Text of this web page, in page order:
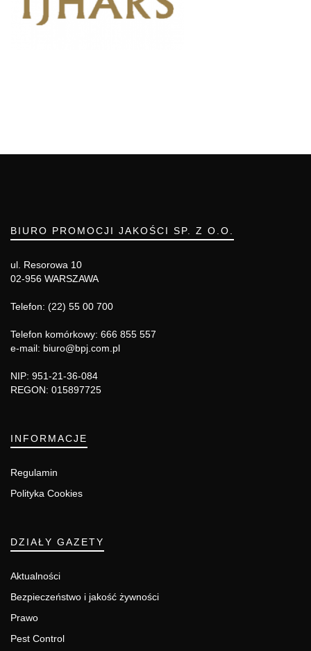
BIURO PROMOCJI JAKOŚCI SP. Z O.O.
ul. Resorowa 10
02-956 WARSZAWA
Telefon: (22) 55 00 700
Telefon komórkowy: 666 855 557
e-mail: biuro@bpj.com.pl
NIP: 951-21-36-084
REGON: 015897725
INFORMACJE
Regulamin
Polityka Cookies
DZIAŁY GAZETY
Aktualności
Bezpieczeństwo i jakość żywności
Prawo
Pest Control